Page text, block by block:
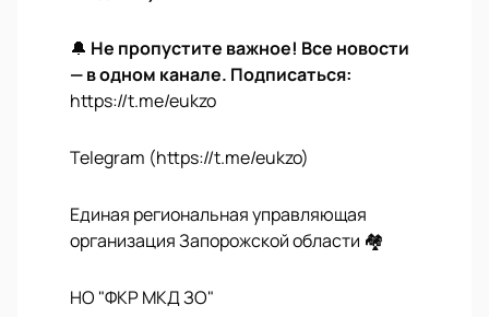
🔔 Не пропустите важное! Все новости
— в одном канале. Подписаться:
https://t.me/eukzo
Telegram (https://t.me/eukzo)
Единая региональная управляющая
организация Запорожской области 🏘
НО "ФКР МКД ЗО"